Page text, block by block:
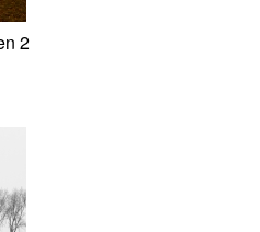
2